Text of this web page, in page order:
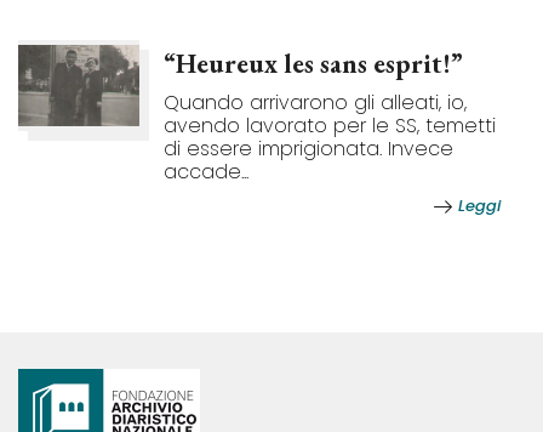
“Heureux les sans esprit!”
Quando arrivarono gli alleati, io,
avendo lavorato per le SS, temetti
di essere imprigionata. Invece
accade...
Leggi